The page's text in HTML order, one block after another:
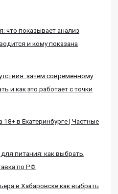
что показывает анализ
и кому показана
зачем современному
и как это работает с точки
в Екатеринбурге | Частные
питания: как выбрать,
по РФ
в Хабаровске как выбрать